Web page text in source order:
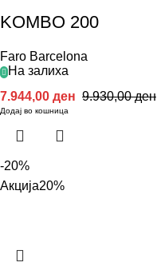
KOMBO 200
Faro Barcelona
На залиха
9.930,00ден
7.944,00 ден
Додај во кошница
-20%
Акција20%